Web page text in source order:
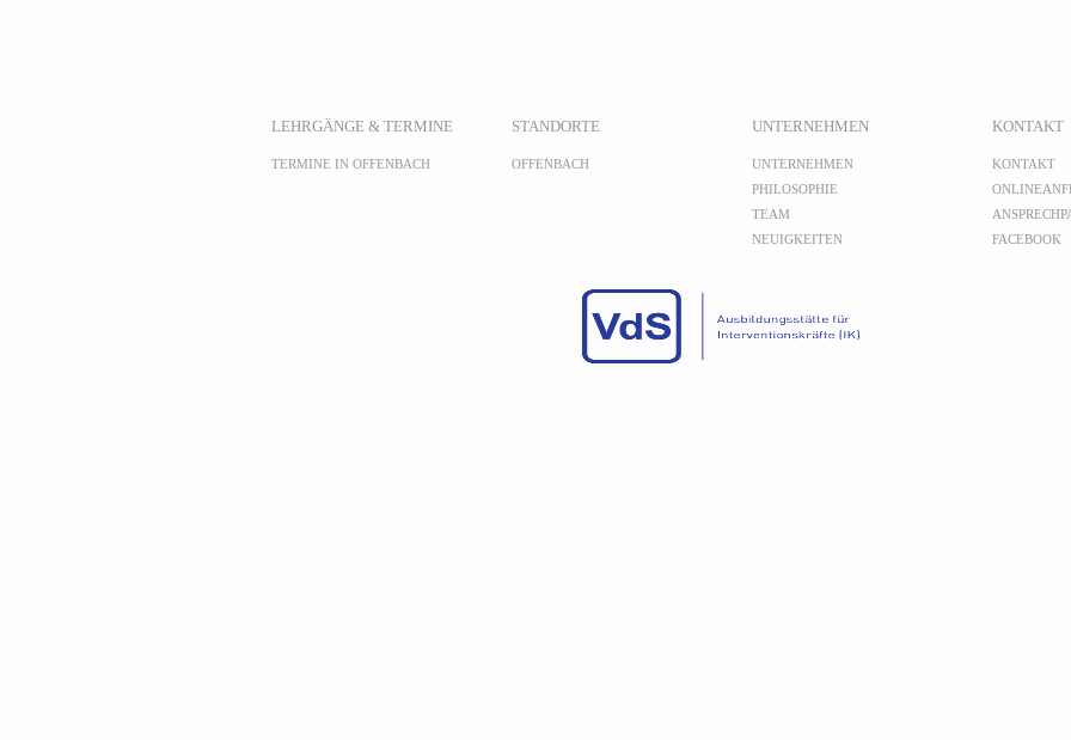
LEHRGÄNGE & TERMINE
TERMINE IN OFFENBACH
STANDORTE
OFFENBACH
UNTERNEHMEN
UNTERNEHMEN
PHILOSOPHIE
TEAM
NEUIGKEITEN
KONTAKT
KONTAKT
FACEBOOK